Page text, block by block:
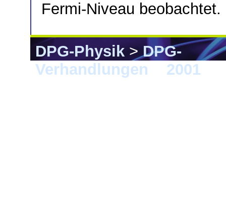
Fermi-Niveau beobachtet.
DPG-Physik>DPG-
Verhandlungen
2001